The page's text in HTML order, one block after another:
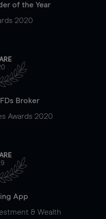
of the Year
2020
Broker
Awards 2020
App
& Wealth